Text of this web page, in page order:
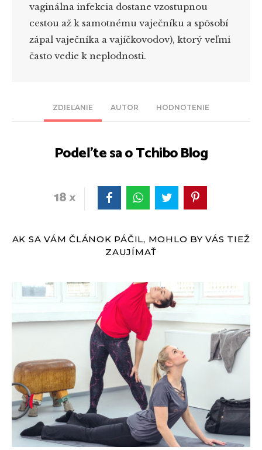
ZDIEĽANIE AUTOR HODNOTENIE
Podeľte sa o Tchibo Blog
18
vaginálna infekcia dostane vzostupnou
cestou až k samotnému vaječníku a spôsobí
zápal vaječníka a vajíčkovodov), ktorý veľmi
často vedie k neplodnosti.
AK SA VÁM ČLÁNOK PÁČIL, MOHLO BY VÁS TIEŽ
ZAUJÍMAŤ